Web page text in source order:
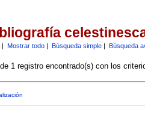
| Mostrar todo| Búsqueda simple| Búsqueda
1 registro encontrado(s) con los